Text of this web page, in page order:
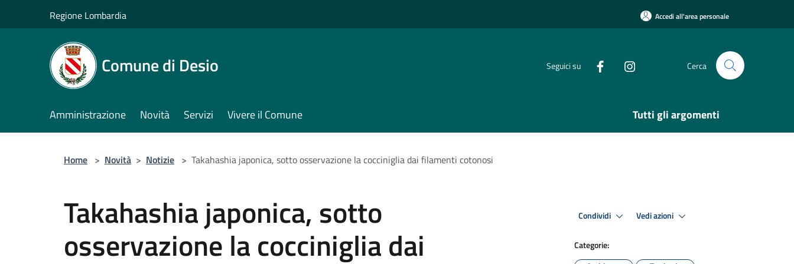
Regione Lombardia Accedi all'area personale
Comune di Desio Seguici su Cerca
Amministrazione Novità Servizi Vivere il Comune Tutti gli argomenti
Home > Novità > Notizie > Takahashia japonica, sotto osservazione la cocciniglia dai filamenti cotonosi
Takahashia japonica, sotto
osservazione la cocciniglia dai
Condividi Vedi azioni
Categorie: